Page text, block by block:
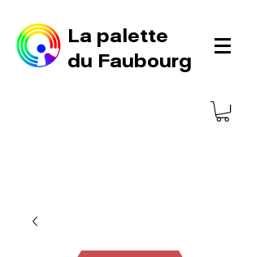
La palette
du Faubourg